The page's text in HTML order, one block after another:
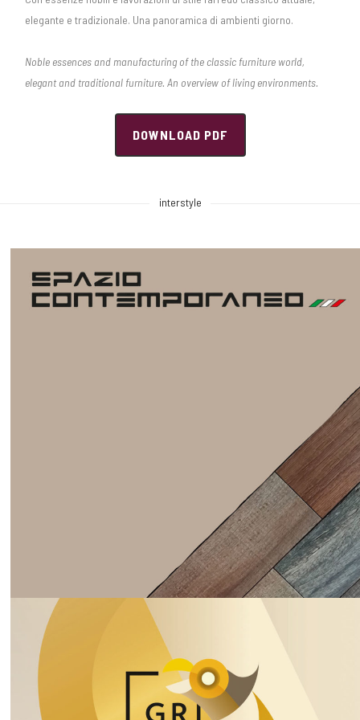
elegante e tradizionale. Una panoramica di ambienti giorno.
Noble essences and manufacturing of the classic furniture world,
elegant and traditional furniture. An overview of living environments.
DOWNLOAD PDF
interstyle